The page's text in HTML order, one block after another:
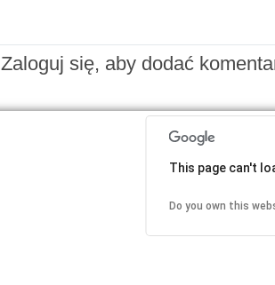
Zaloguj się, aby dodać
This page can't
Do you own this